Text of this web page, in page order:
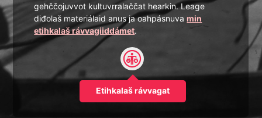
gehččojuvvot kultuvrralaččat hearkin. Leage
diđolaš materiálaid anus ja oahpásnuvamin
etihkalaš rávvagiiddámet.
Etihkalaš rávvagat